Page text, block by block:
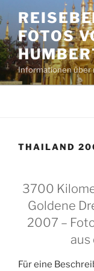
Inhalt
springenFOTOS
Informationen über
THAILAND
3700
Goldene
2007 –
aus
Für eine